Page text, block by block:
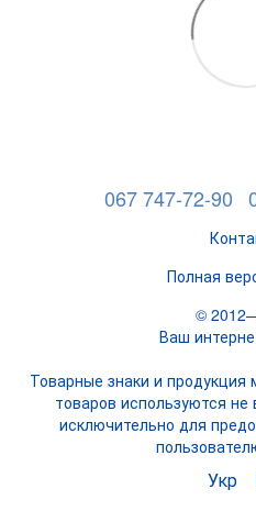
067 747-72-90
Полная
©
Ваш
Товарные знаки и продукция
товаров используются
исключительно для
Укр